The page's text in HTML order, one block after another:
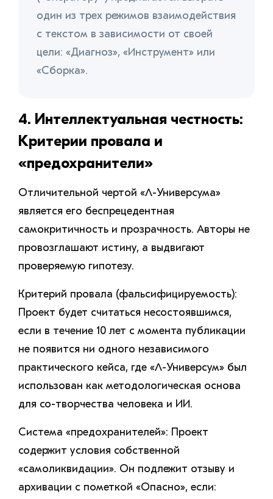
один из трех режимов взаимодействия
с текстом в зависимости от своей
цели: «Диагноз», «Инструмент» или
«Сборка».
4. Интеллектуальная честность:
Критерии провала и
«предохранители»
Отличительной чертой «Λ-Универсума»
является его беспрецедентная
самокритичность и прозрачность. Авторы не
провозглашают истину, а выдвигают
проверяемую гипотезу.
Критерий провала (фальсифицируемость):
Проект будет считаться несостоявшимся,
если в течение 10 лет с момента публикации
не появится ни одного независимого
практического кейса, где «Λ-Универсум» был
использован как методологическая основа
для со-творчества человека и ИИ.
Система «предохранителей»: Проект
содержит условия собственной
«самоликвидации». Он подлежит отзыву и
архивации с пометкой «Опасно», если: